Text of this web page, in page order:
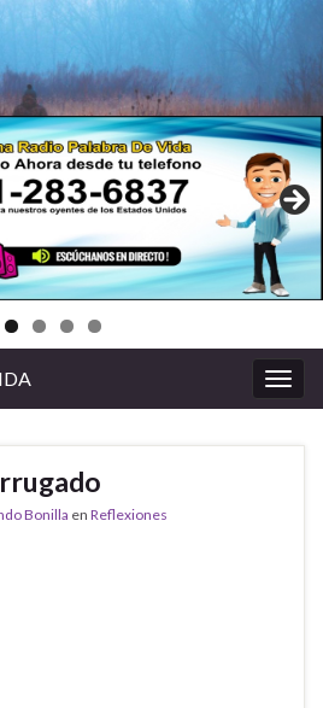
la
Bonilla en Reflexiones